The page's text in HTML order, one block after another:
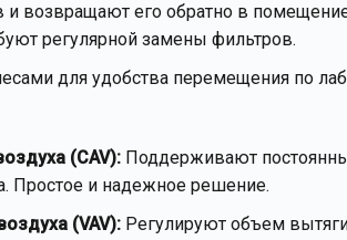
возвращают его обратно в
регулярной замены фильтров.
для удобства перемещения по
(CAV): Поддерживают
Простое и надежное решение.
(VAV): Регулируют объем